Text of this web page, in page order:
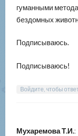
гуманными
бездомных
Подписываюсь.
Подписываюсь!
Войдите, чтобы
Мухаремова Т.И.: